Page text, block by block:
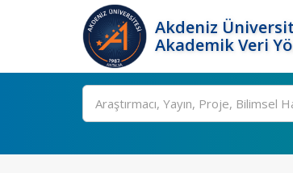
Akdeniz
Akademik Veri
Ara